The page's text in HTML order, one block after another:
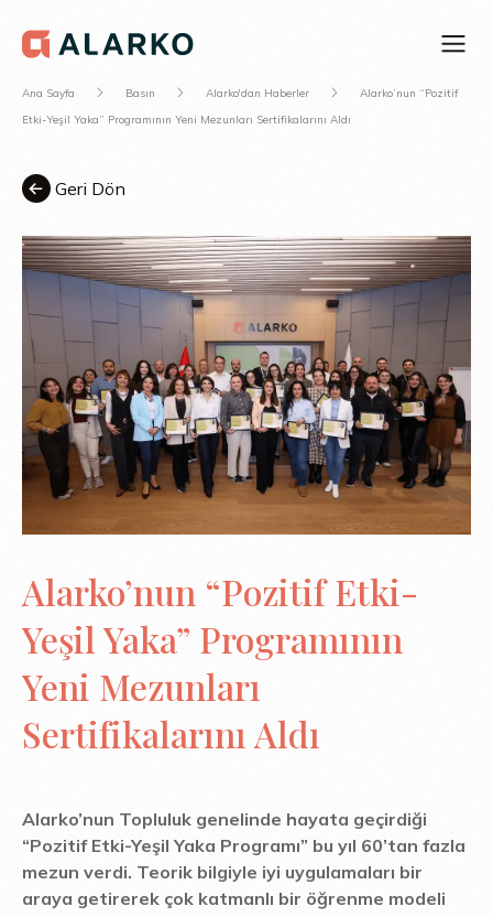
Ana Sayfa Basın Alarko'dan Haberler
Alarko’nun “Pozitif
Etki-Yeşil Yaka” Programının Yeni Mezunları Sertifikalarını Aldı
Geri Dön
Alarko’nun “Pozitif Etki-
Yeşil Yaka” Programının
Yeni Mezunları
Sertifikalarını Aldı
Alarko’nun Topluluk genelinde hayata geçirdiği
“Pozitif Etki-Yeşil Yaka Programı” bu yıl 60’tan fazla
mezun verdi. Teorik bilgiyle iyi uygulamaları bir
araya getirerek çok katmanlı bir öğrenme modeli